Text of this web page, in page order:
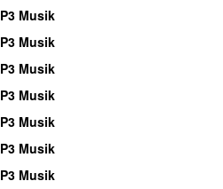
P3 Musik
P3 Musik
P3 Musik
P3 Musik
P3 Musik
P3 Musik
P3 Musik